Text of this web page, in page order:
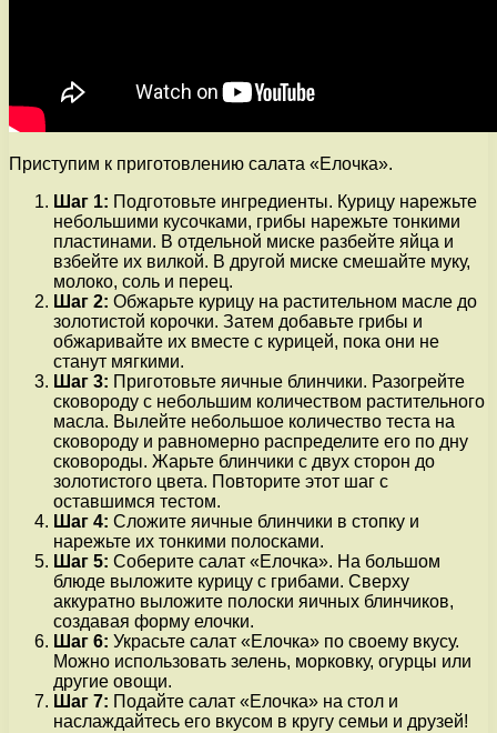
Приступим к приготовлению салата «Елочка».
Шаг 1: Подготовьте ингредиенты. Курицу нарежьте
небольшими кусочками, грибы нарежьте тонкими
пластинами. В отдельной миске разбейте яйца и
взбейте их вилкой. В другой миске смешайте муку,
молоко, соль и перец.
Шаг 2: Обжарьте курицу на растительном масле до
золотистой корочки. Затем добавьте грибы и
обжаривайте их вместе с курицей, пока они не
станут мягкими.
Шаг 3: Приготовьте яичные блинчики. Разогрейте
сковороду с небольшим количеством растительного
масла. Вылейте небольшое количество теста на
сковороду и равномерно распределите его по дну
сковороды. Жарьте блинчики с двух сторон до
золотистого цвета. Повторите этот шаг с
оставшимся тестом.
Шаг 4: Сложите яичные блинчики в стопку и
нарежьте их тонкими полосками.
Шаг 5: Соберите салат «Елочка». На большом
блюде выложите курицу с грибами. Сверху
аккуратно выложите полоски яичных блинчиков,
создавая форму елочки.
Шаг 6: Украсьте салат «Елочка» по своему вкусу.
Можно использовать зелень, морковку, огурцы или
другие овощи.
Шаг 7: Подайте салат «Елочка» на стол и
наслаждайтесь его вкусом в кругу семьи и друзей!